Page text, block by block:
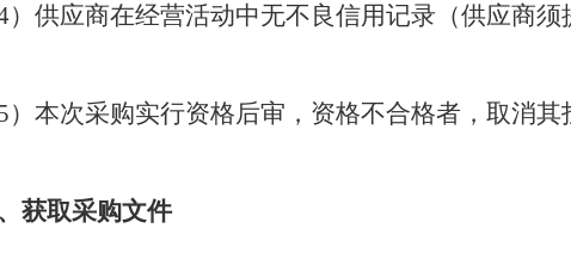
4）供应商在经营活动中无不良信用记录（供应商
5）本次采购实行资格后审，资格不合格者，取消
获取采购文件